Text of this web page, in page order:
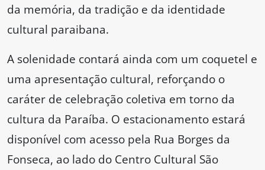
da memória, da tradição e da identidade
cultural paraibana.
A solenidade contará ainda com um coquetel e
uma apresentação cultural, reforçando o
caráter de celebração coletiva em torno da
cultura da Paraíba. O estacionamento estará
disponível com acesso pela Rua Borges da
Fonseca, ao lado do Centro Cultural São